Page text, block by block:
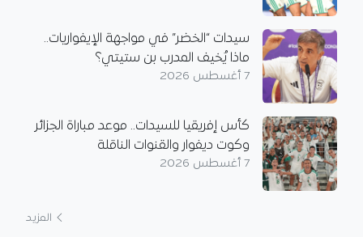
سيدات “الخضر” في مواجهة الإيفواريات..
ماذا يُخيف المدرب بن ستيتي؟
7 أغسطس 2026
كأس إفريقيا للسيدات.. موعد مباراة الجزائر
وكوت ديفوار والقنوات الناقلة
7 أغسطس 2026
المزيد